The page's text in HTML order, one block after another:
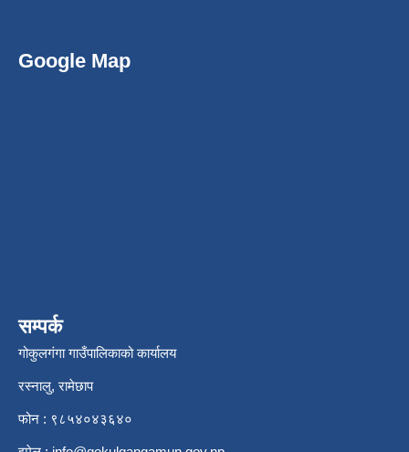
Google Map
सम्पर्क
गोकुलगंगा गाउँपालिकाको कार्यालय
रस्नालु, रामेछाप
फोन : ९८५४०४३६४०